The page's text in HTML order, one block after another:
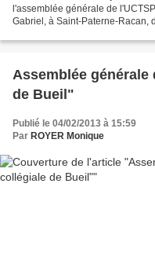
l'assemblée générale de
Gabriel, à Saint-Paterne-Racan,
Assemblée
de Bueil"
Publié le 04/02/2013 à 15:59
Par ROYER Monique